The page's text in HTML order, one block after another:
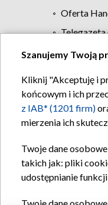
Oferta
Telegazeta
Szanujemy Twoją
Kliknij "Akceptuję i
końcowym i ich
z IAB* (1201 firm)
mierzenia ich
Twoje dane
takich jak: pliki
udostępnianie